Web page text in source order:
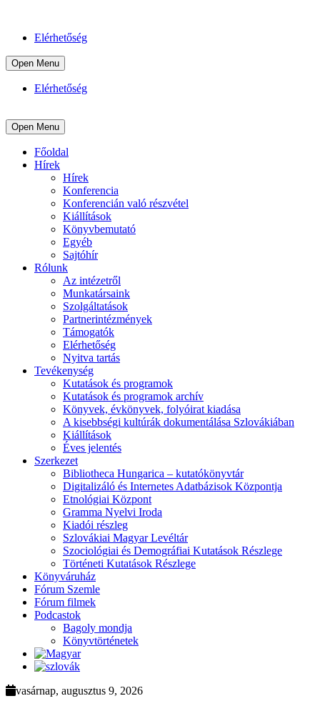
Elérhetőség
Open Menu
Elérhetőség
Open Menu
Főoldal
Hírek
Hírek
Konferencia
Konferencián való részvétel
Kiállítások
Könyvbemutató
Egyéb
Sajtóhír
Rólunk
Az intézetről
Munkatársaink
Szolgáltatások
Partnerintézmények
Támogatók
Elérhetőség
Nyitva tartás
Tevékenység
Kutatások és programok
Kutatások és programok archív
Könyvek, évkönyvek, folyóirat kiadása
A kisebbségi kultúrák dokumentálása Szlovákiában
Kiállítások
Éves jelentés
Szerkezet
Bibliotheca Hungarica – kutatókönyvtár
Digitalizáló és Internetes Adatbázisok Központja
Etnológiai Központ
Gramma Nyelvi Iroda
Kiadói részleg
Szlovákiai Magyar Levéltár
Szociológiai és Demográfiai Kutatások Részlege
Történeti Kutatások Részlege
Könyváruház
Fórum Szemle
Fórum filmek
Podcastok
Bagoly mondja
Könyvtörténetek
vasárnap, augusztus 9, 2026